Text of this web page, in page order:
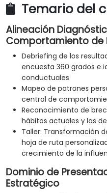
Temario del
Alineación
Comportamiento de
Debriefing de los
encuesta 360 grados e
conductuales
Mapeo de patrones
central de
Reconocimiento de
hábitos actuales y las
Taller: Transformación
hoja de ruta
crecimiento de la
Dominio de
Estratégico